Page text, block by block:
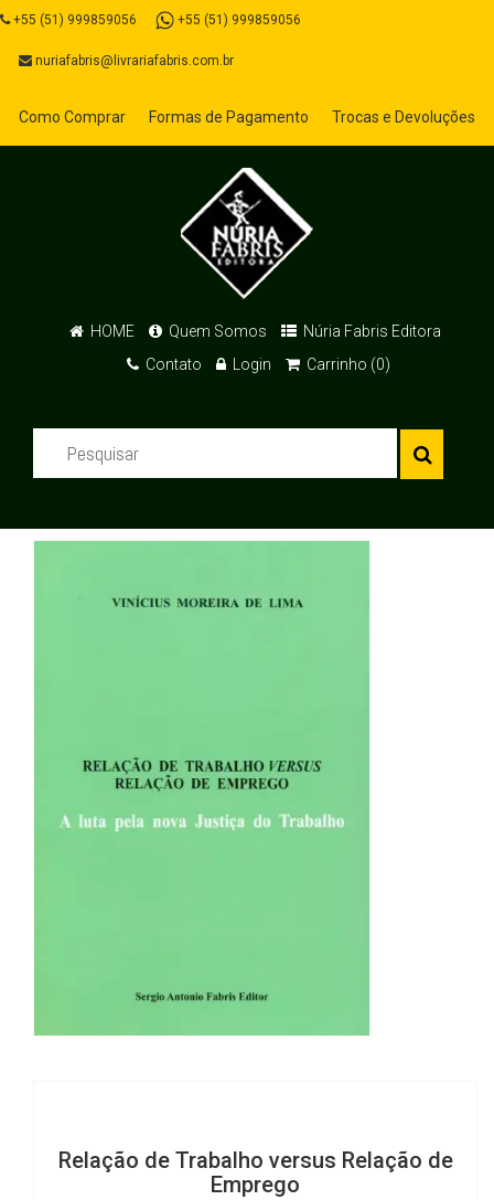
+55 (51) 999859056 +55 (51) 999859056
nuriafabris@livrariafabris.com.br
Como Comprar Formas de Pagamento Trocas e Devoluções
HOME Quem Somos
Núria Fabris Editora
Contato
Login Carrinho (0)
Relação de Trabalho versus Relação de
Emprego